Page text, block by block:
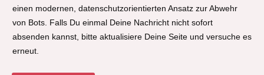
einen modernen, datenschutzorientierten Ansatz zur Abwehr
von Bots. Falls Du einmal Deine Nachricht nicht sofort
absenden kannst, bitte aktualisiere Deine Seite und versuche es
erneut.